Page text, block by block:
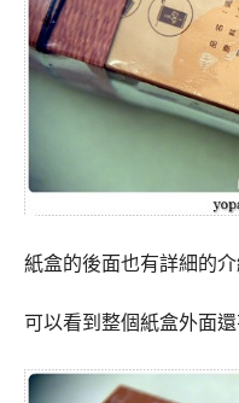
紙盒的後面也有詳細的
可以看到整個紙盒外面